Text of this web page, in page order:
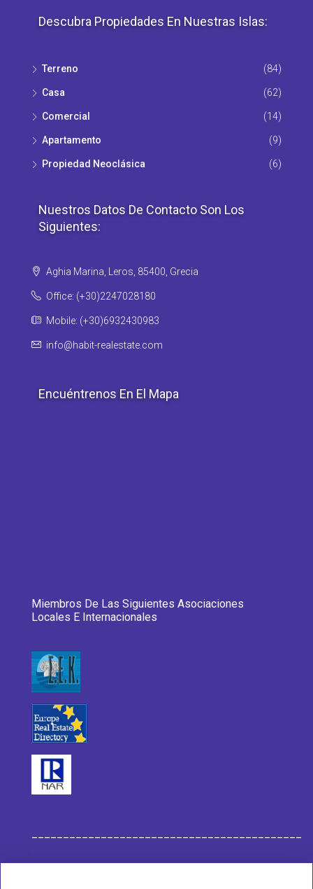
Descubra Propiedades En Nuestras Islas:
Terreno (84)
Casa (62)
Comercial (14)
Apartamento (9)
Propiedad Νeoclásica (6)
Nuestros Datos De Contacto Son Los
Siguientes:
Aghia Marina, Leros, 85400, Grecia
Office: (+30)2247028180
Mobile: (+30)6932430983
info@habit-realestate.com
Encuéntrenos En El Mapa
Miembros De Las Siguientes Asociaciones
Locales E Internacionales